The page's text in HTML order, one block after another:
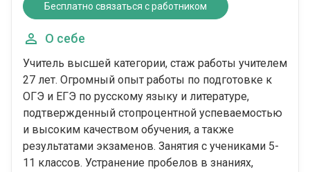
Бесплатно связаться с работником
О себе
Учитель высшей категории, стаж работы учителем
27 лет. Огромный опыт работы по подготовке к
ОГЭ и ЕГЭ по русскому языку и литературе,
подтвержденный стопроцентной успеваемостью
и высоким качеством обучения, а также
результатами экзаменов. Занятия с учениками 5-
11 классов. Устранение пробелов в знаниях,